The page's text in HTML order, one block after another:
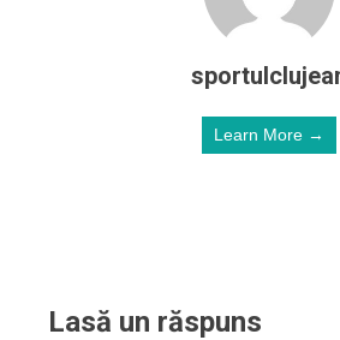
Learn More →
Lasă un răspuns